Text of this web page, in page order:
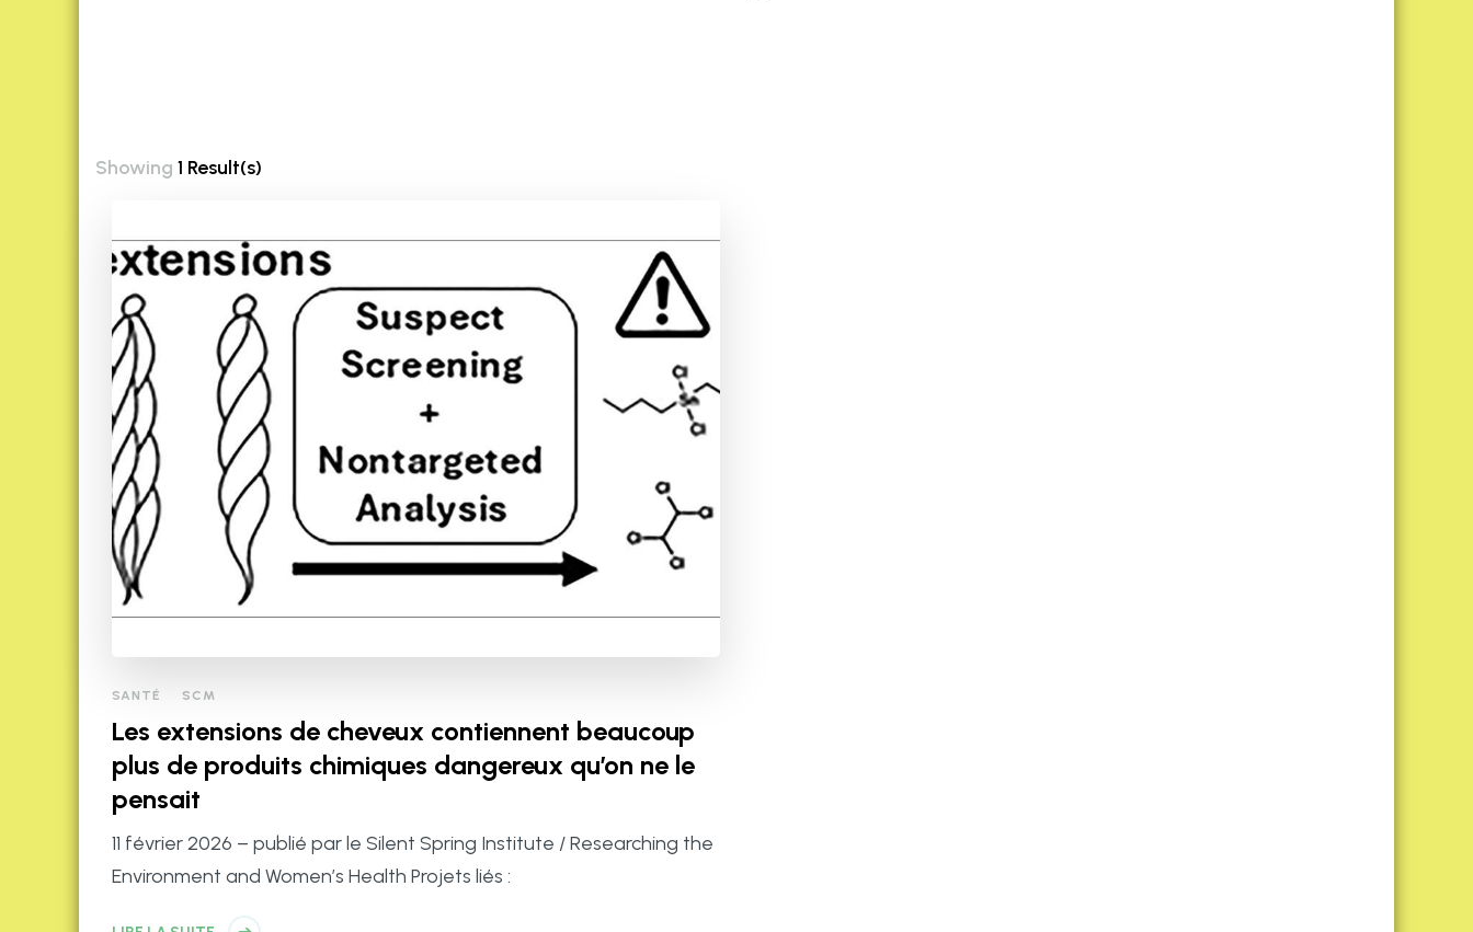
Showing 1 Result(s)
SANTÉ SCM
Les extensions de cheveux contiennent beaucoup
plus de produits chimiques dangereux qu’on ne le
pensait
11 février 2026 – publié par le Silent Spring Institute / Researching the
Environment and Women’s Health Projets liés :